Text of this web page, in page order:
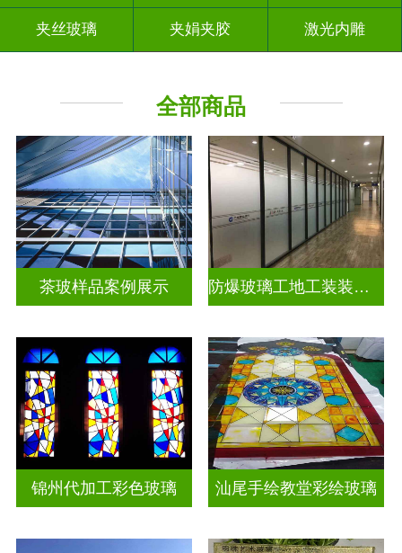
夹丝玻璃 夹娟夹胶 激光内雕
工程玻璃
全部商品
茶玻样品案例展示 防爆玻璃工地工装装饰玻璃
锦州代加工彩色玻璃 汕尾手绘教堂彩绘玻璃